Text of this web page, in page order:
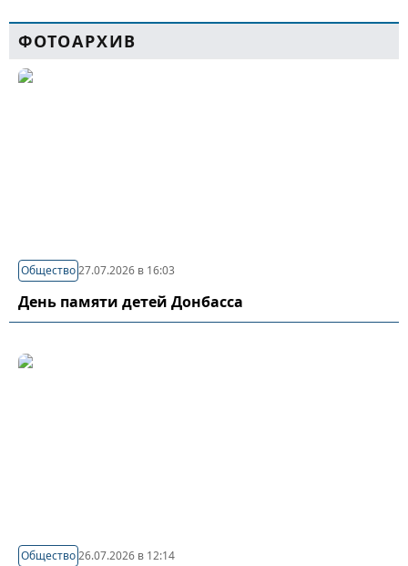
ФОТОАРХИВ
Общество27.07.2026 в 16:03
День памяти детей Донбасса
Общество26.07.2026 в 12:14